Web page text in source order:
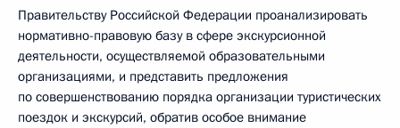
Правительству Российской Федерации проанализировать
нормативно-правовую базу в сфере экскурсионной
деятельности, осуществляемой образовательными
организациями, и представить предложения
по совершенствованию порядка организации туристических
поездок и экскурсий, обратив особое внимание